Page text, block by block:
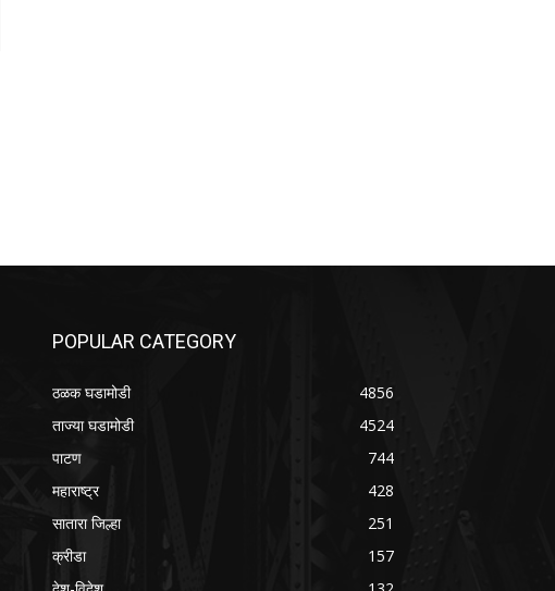
POPULAR CATEGORY
ठळक घडामोडी
4856
ताज्या घडामोडी
4524
पाटण
744
महाराष्ट्र
428
सातारा जिल्हा
251
क्रीडा
157